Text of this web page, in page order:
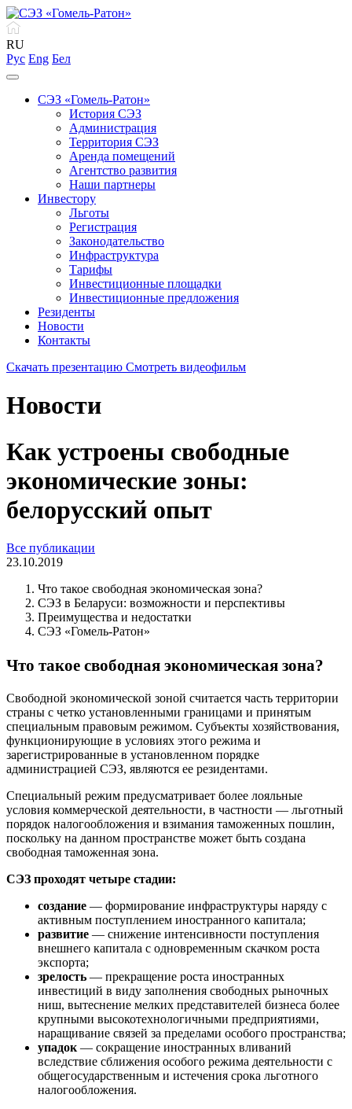
RU
Рус Eng Бел
СЭЗ «Гомель-Ратон»
История СЭЗ
Администрация
Территория СЭЗ
Аренда помещений
Агентство развития
Наши партнеры
Инвестору
Льготы
Регистрация
Законодательство
Инфраструктура
Тарифы
Инвестиционные площадки
Инвестиционные предложения
Резиденты
Новости
Контакты
Скачать презентацию Смотреть видеофильм
Новости
Как устроены свободные
экономические зоны:
белорусский опыт
Все публикации
23.10.2019
Что такое свободная экономическая зона?
СЭЗ в Беларуси: возможности и перспективы
Преимущества и недостатки
СЭЗ «Гомель-Ратон»
Что такое свободная экономическая зона?
Свободной экономической зоной считается часть территории
страны с четко установленными границами и принятым
специальным правовым режимом. Субъекты хозяйствования,
функционирующие в условиях этого режима и
зарегистрированные в установленном порядке
администрацией СЭЗ, являются ее резидентами.
Специальный режим предусматривает более лояльные
условия коммерческой деятельности, в частности — льготный
порядок налогообложения и взимания таможенных пошлин,
поскольку на данном пространстве может быть создана
свободная таможенная зона.
СЭЗ проходят четыре стадии:
создание — формирование инфраструктуры наряду с
активным поступлением иностранного капитала;
развитие — снижение интенсивности поступления
внешнего капитала с одновременным скачком роста
экспорта;
зрелость — прекращение роста иностранных
инвестиций в виду заполнения свободных рыночных
ниш, вытеснение мелких представителей бизнеса более
крупными высокотехнологичными предприятиями,
наращивание связей за пределами особого пространства;
упадок — сокращение иностранных вливаний
вследствие сближения особого режима деятельности с
общегосударственным и истечения срока льготного
налогообложения.